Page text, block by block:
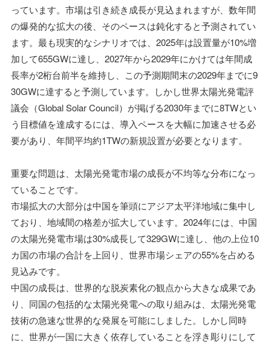
っています。市場は引き続き成長が見込まれますが、数年間
の爆発的な拡大の後、そのペースは鈍化すると予測されてい
ます。最も現実的なシナリオでは、2025年は設置量が10%増
加して655GWに達し、2027年から2029年にかけては年間成
長率が2桁台前半を維持し、この予測期間末の2029年までに9
30GWに達すると予測しています。しかし世界太陽光発電評
議会（Global Solar Council）が掲げる2030年までに8TWとい
う目標値を達成するには、導入ペースを大幅に加速させる必
要があり、年間平均約1TWの新規設置が必要となります。
重要な問題は、太陽光発電市場の成長が不均等な分布になっ
ていることです。
市場拡大の大部分は中国を筆頭にアジア太平洋地域に集中し
ており、地域間の格差が拡大しています。2024年には、中国
の太陽光発電市場は30%成長して329GWに達し、他の上位10
カ国の市場の合計を上回り、世界市場シェアの55%を占める
見込みです。
中国の成長は、世界的な脱炭素化の観点から大きな成果であ
り、同国の包括的な太陽光発電への取り組みは、太陽光発電
技術の急速な世界的な発展を可能にしました。しかし同時
に、世界が一国に大きく依存していることを浮き彫りにして